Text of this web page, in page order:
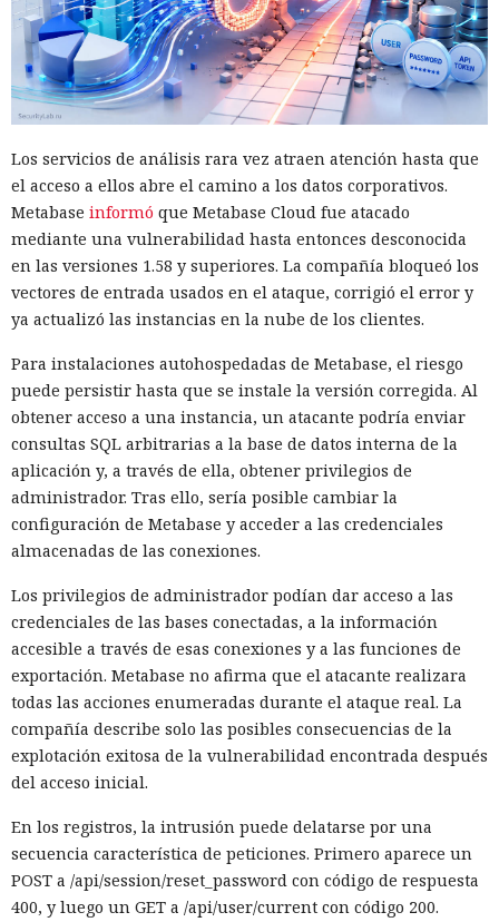
Los servicios de análisis rara vez atraen atención hasta que
el acceso a ellos abre el camino a los datos corporativos.
Metabase informó que Metabase Cloud fue atacado
mediante una vulnerabilidad hasta entonces desconocida
en las versiones 1.58 y superiores. La compañía bloqueó los
vectores de entrada usados en el ataque, corrigió el error y
ya actualizó las instancias en la nube de los clientes.
Para instalaciones autohospedadas de Metabase, el riesgo
puede persistir hasta que se instale la versión corregida. Al
obtener acceso a una instancia, un atacante podría enviar
consultas SQL arbitrarias a la base de datos interna de la
aplicación y, a través de ella, obtener privilegios de
administrador. Tras ello, sería posible cambiar la
configuración de Metabase y acceder a las credenciales
almacenadas de las conexiones.
Los privilegios de administrador podían dar acceso a las
credenciales de las bases conectadas, a la información
accesible a través de esas conexiones y a las funciones de
exportación. Metabase no afirma que el atacante realizara
todas las acciones enumeradas durante el ataque real. La
compañía describe solo las posibles consecuencias de la
explotación exitosa de la vulnerabilidad encontrada después
del acceso inicial.
En los registros, la intrusión puede delatarse por una
secuencia característica de peticiones. Primero aparece un
POST a /api/session/reset_password con código de respuesta
400, y luego un GET a /api/user/current con código 200.